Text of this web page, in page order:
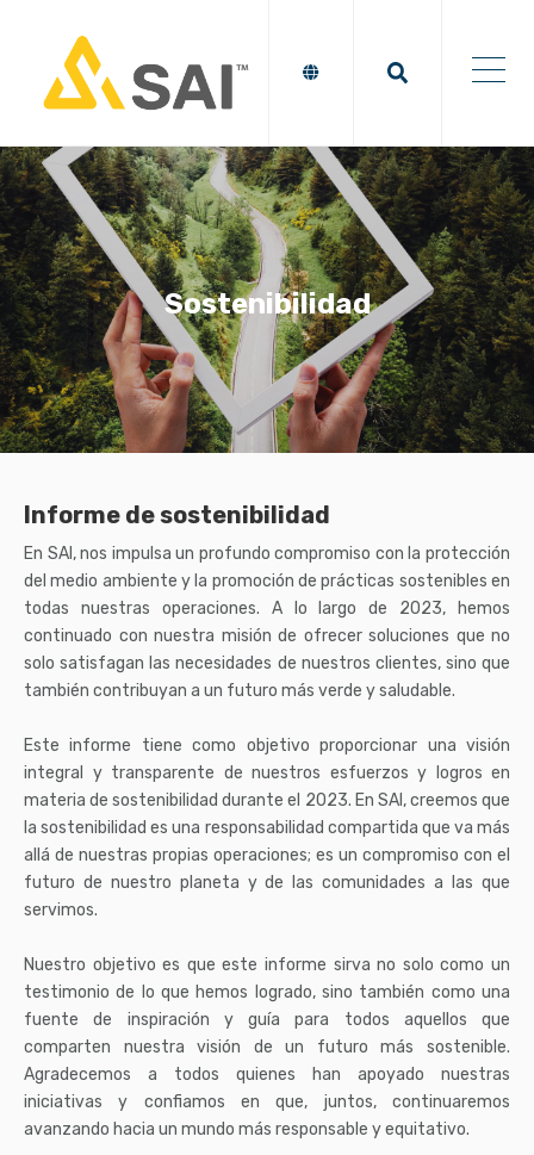
Sostenibilidad
Informe de sostenibilidad
En SAI, nos impulsa un profundo compromiso con la protección
del medio ambiente y la promoción de prácticas sostenibles en
todas nuestras operaciones. A lo largo de 2023, hemos
continuado con nuestra misión de ofrecer soluciones que no
solo satisfagan las necesidades de nuestros clientes, sino que
también contribuyan a un futuro más verde y saludable.
Este informe tiene como objetivo proporcionar una visión
integral y transparente de nuestros esfuerzos y logros en
materia de sostenibilidad durante el 2023. En SAI, creemos que
la sostenibilidad es una responsabilidad compartida que va más
allá de nuestras propias operaciones; es un compromiso con el
futuro de nuestro planeta y de las comunidades a las que
servimos.
Nuestro objetivo es que este informe sirva no solo como un
testimonio de lo que hemos logrado, sino también como una
fuente de inspiración y guía para todos aquellos que
comparten nuestra visión de un futuro más sostenible.
Agradecemos a todos quienes han apoyado nuestras
iniciativas y confiamos en que, juntos, continuaremos
avanzando hacia un mundo más responsable y equitativo.